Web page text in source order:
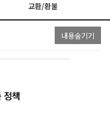
교환/환불
내용숨기기